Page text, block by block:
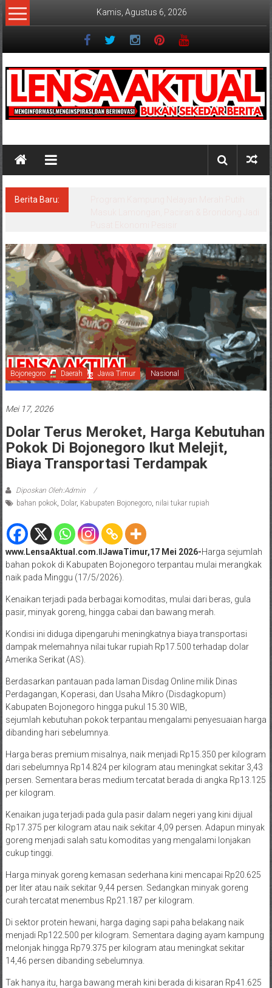
Lompat
ke
Kamis, Agustus 6, 2026
Berita Baru:
Bojonegoro Daerah Jawa Timur Nasional
Mei 17, 2026
Dolar Terus Meroket, Harga Kebutuhan
Pokok Di Bojonegoro Ikut Melejit,
Biaya Transportasi Terdampak
Diposkan Oleh:Admin
bahan pokok, Dolar, Kabupaten Bojonegoro, nilai tukar rupiah
www.LensaAktual.com.ǁJawaTimur,17 Mei 2026-Harga sejumlah
bahan pokok di Kabupaten Bojonegoro terpantau mulai merangkak
naik pada Minggu (17/5/2026).
Kenaikan terjadi pada berbagai komoditas, mulai dari beras, gula
pasir, minyak goreng, hingga cabai dan bawang merah.
Kondisi ini diduga dipengaruhi meningkatnya biaya transportasi
dampak melemahnya nilai tukar rupiah Rp17.500 terhadap dolar
Amerika Serikat (AS).
Berdasarkan pantauan pada laman Disdag Online milik Dinas
Perdagangan, Koperasi, dan Usaha Mikro (Disdagkopum)
Kabupaten Bojonegoro hingga pukul 15.30 WIB,
sejumlah kebutuhan pokok terpantau mengalami penyesuaian harga
dibanding hari sebelumnya.
Harga beras premium misalnya, naik menjadi Rp15.350 per kilogram
dari sebelumnya Rp14.824 per kilogram atau meningkat sekitar 3,43
persen. Sementara beras medium tercatat berada di angka Rp13.125
per kilogram.
Kenaikan juga terjadi pada gula pasir dalam negeri yang kini dijual
Rp17.375 per kilogram atau naik sekitar 4,09 persen. Adapun minyak
goreng menjadi salah satu komoditas yang mengalami lonjakan
cukup tinggi.
Harga minyak goreng kemasan sederhana kini mencapai Rp20.625
per liter atau naik sekitar 9,44 persen. Sedangkan minyak goreng
curah tercatat menembus Rp21.187 per kilogram.
Di sektor protein hewani, harga daging sapi paha belakang naik
menjadi Rp122.500 per kilogram. Sementara daging ayam kampung
melonjak hingga Rp79.375 per kilogram atau meningkat sekitar
14,46 persen dibanding sebelumnya.
Tak hanya itu, harga bawang merah kini berada di kisaran Rp41.625